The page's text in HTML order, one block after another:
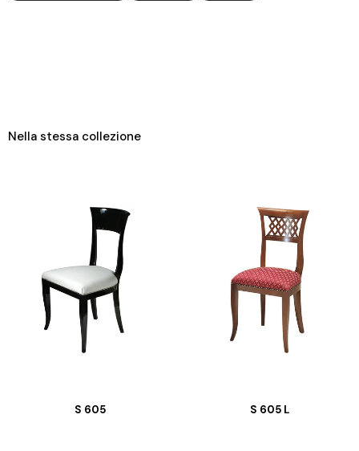
Nella stessa collezione
S 605 S 605 L